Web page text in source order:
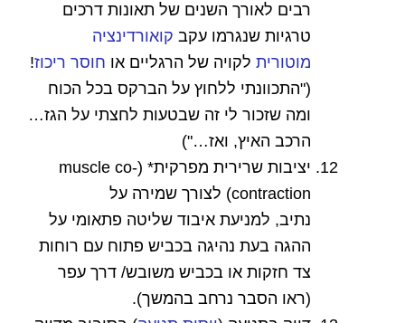
רבים לאורך השנים של תאונות דרכים
טרגיות שנגרמו עקב קואורדינציה
מוטורית לקויה של הרגליים או חוסר ריכוז!
("התכוונתי ללחוץ על הברקס בכל הכוח
ומה שזכור לי זה שבטעות לחצתי על הגז…
הרכב האיץ, ואז…")
יציבות שרירית מפרקית* (
muscle co-
contraction) לצורך שמירה על
נתיב, למניעת איבוד שליטה פתאומי על
ההגה בעת נהיגה בכביש פתוח עם רוחות
צד חזקות או בכביש משובש/ דרך עפר
(ראו הסבר נרחב בהמשך).